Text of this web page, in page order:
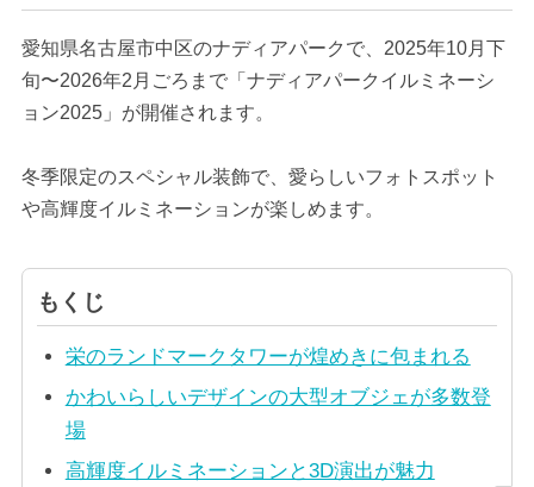
愛知県名古屋市中区のナディアパークで、2025年10月下
旬〜2026年2月ごろまで「ナディアパークイルミネーシ
ョン2025」が開催されます。
冬季限定のスペシャル装飾で、愛らしいフォトスポット
や高輝度イルミネーションが楽しめます。
もくじ
栄のランドマークタワーが煌めきに包まれる
かわいらしいデザインの大型オブジェが多数登
場
高輝度イルミネーションと3D演出が魅力